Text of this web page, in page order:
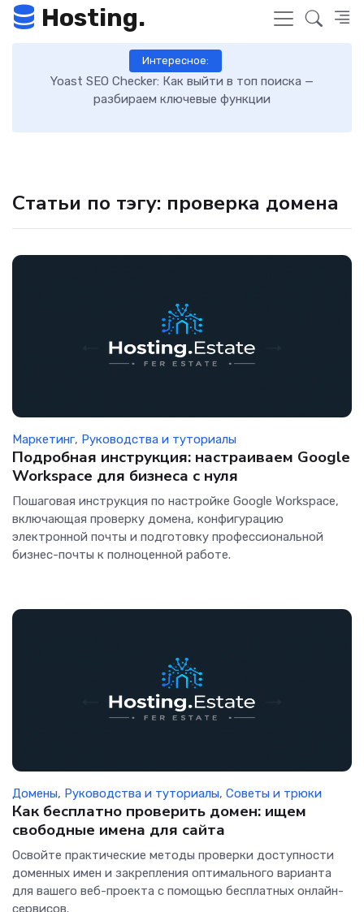
Hosting.
Интересное:
Yoast SEO Checker: Как выйти в топ поиска —
разбираем ключевые функции
Статьи по тэгу: проверка домена
Маркетинг, Руководства и туториалы
Подробная инструкция: настраиваем Google
Workspace для бизнеса с нуля
Пошаговая инструкция по настройке Google Workspace,
включающая проверку домена, конфигурацию
электронной почты и подготовку профессиональной
бизнес-почты к полноценной работе.
Домены, Руководства и туториалы, Советы и трюки
Как бесплатно проверить домен: ищем
свободные имена для сайта
Освойте практические методы проверки доступности
доменных имен и закрепления оптимального варианта
для вашего веб-проекта с помощью бесплатных онлайн-
сервисов.